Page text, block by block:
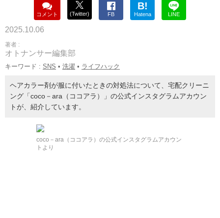
コメント (Twitter) FB
B!
Hatena LINE
2025.10.06
著者 :
オトナンサー編集部
キーワード : SNS • 洗濯 • ライフハック
ヘアカラー剤が服に付いたときの対処法について、宅配クリーニ
ング「coco－ara（ココアラ）」の公式インスタグラムアカウン
トが、紹介しています。
coco－ara（ココアラ）の公式インスタグラムアカウン
トより